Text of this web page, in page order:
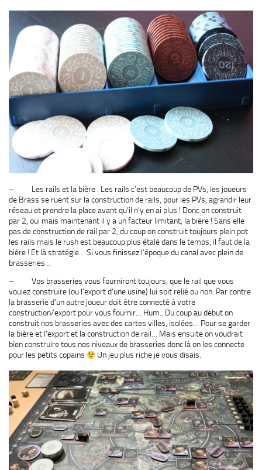
– Les rails et la bière : Les rails c’est beaucoup de PVs, les joueurs
de Brass se ruent sur la construction de rails, pour les PVs, agrandir leur
réseau et prendre la place avant qu’il n’y en ai plus ! Donc on construit
par 2, oui mais maintenant il y a un facteur limitant, la bière ! Sans elle
pas de construction de rail par 2, du coup on construit toujours plein pot
les rails mais le rush est beaucoup plus étalé dans le temps, il faut de la
bière ! Et là stratégie… Si vous finissez l’époque du canal avec plein de
brasseries…
– Vos brasseries vous fourniront toujours, que le rail que vous
voulez construire (ou l’export d’une usine) lui soit relié ou non. Par contre
la brasserie d’un autre joueur doit être connecté à votre
construction/export pour vous fournir… Hum.. Du coup au début on
construit nos brasseries avec des cartes villes, isolées… Pour se garder
la bière et l’export et la construction de rail… Mais ensuite on voudrait
bien construire tous nos niveaux de brasseries donc là on les connecte
pour les petits copains
Un jeu plus riche je vous disais.